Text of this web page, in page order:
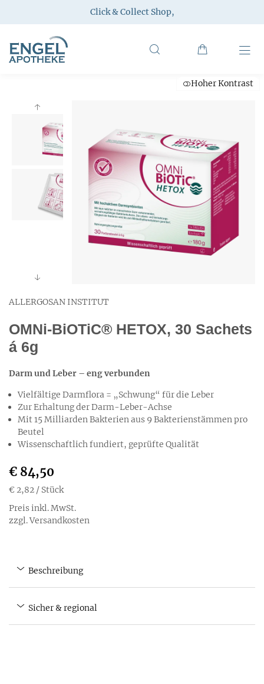
Click & Collect Shop,
Hoher Kontrast
ALLERGOSAN INSTITUT
OMNi-BiOTiC® HETOX, 30 Sachets
á 6g
Darm und Leber – eng verbunden
Vielfältige Darmflora = „Schwung“ für die Leber
Zur Erhaltung der Darm-Leber-Achse
Mit 15 Milliarden Bakterien aus 9 Bakterienstämmen pro
Beutel
Wissenschaftlich fundiert, geprüfte Qualität
€ 84,50
€ 2,82 / Stück
Preis inkl. MwSt.
zzgl. Versandkosten
Beschreibung
Sicher & regional